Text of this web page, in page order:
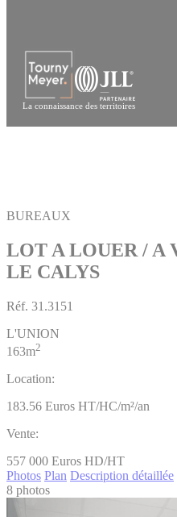
La connaissance des territoires
BUREAUX
LOT A LOUER / A
LE CALYS
Réf. 31.3151
L'UNION
163m2
Location:
183.56 Euros HT/HC/m²/an
Vente:
557 000 Euros HD/HT
Photos Plan Description détaillée
8 photos